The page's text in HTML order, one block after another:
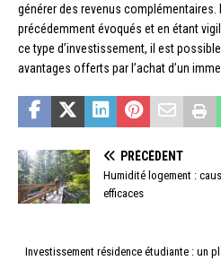
générer des revenus
précédemment évoqués et en étant
ce type d’investissement, il est
avantages offerts par l’achat d’un
PRÉCÉDENT
Humidité logement :
efficaces
Investissement résidence étudiante : un